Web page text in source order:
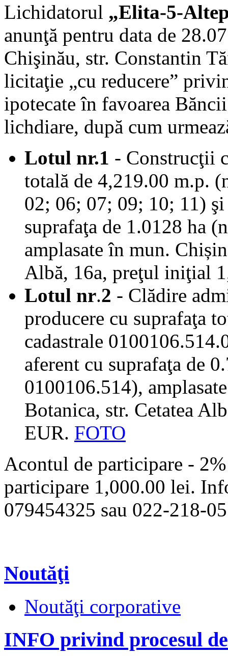
Lichidatorul „Elita-5-
anunţă pentru data de
Chişinău, str. Constantin
licitaţie „cu reducere”
ipotecate în favoarea
lichdiare, după cum
Lotul nr.1 - Construcţii
totală de 4,219.00 m.p.
02; 06; 07; 09; 10; 11)
suprafaţa de 1.0128 ha
amplasate în mun.
Albă, 16a, preţul iniţial
Lotul nr.2 - Clădire
producere cu suprafaţa
cadastrale
aferent cu suprafaţa de
0100106.514),
Botanica, str. Cetatea
EUR. FOTO
Acontul de participare -
participare 1,000.00 lei.
079454325 sau 022-218-
Noutăţi
Noutăţi corporative
INFO privind procesul